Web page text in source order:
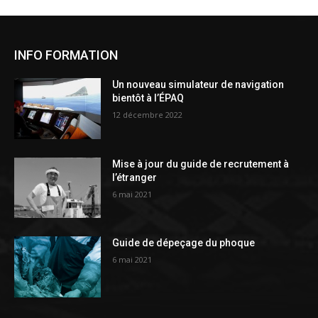
INFO FORMATION
Un nouveau simulateur de navigation
bientôt à l’ÉPAQ
12 décembre 2022
Mise à jour du guide de recrutement à
l’étranger
6 mai 2021
Guide de dépeçage du phoque
6 mai 2021